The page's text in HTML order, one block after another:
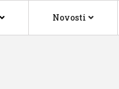
Novosti